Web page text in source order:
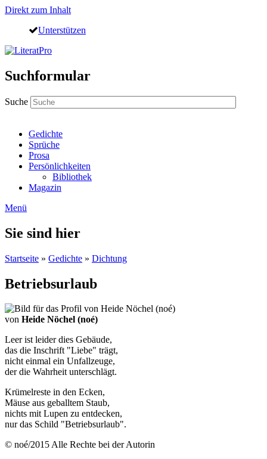
Direkt zum Inhalt
Unterstützen
Suchformular
Suche
Gedichte
Sprüche
Prosa
Persönlichkeiten
Bibliothek
Magazin
Menü
Sie sind hier
Startseite » Gedichte » Dichtung
Betriebsurlaub
von Heide Nöchel (noé)
Leer ist leider dies Gebäude,
das die Inschrift "Liebe" trägt,
nicht einmal ein Unfallzeuge,
der die Wahrheit unterschlägt.
Krümelreste in den Ecken,
Mäuse aus geballtem Staub,
nichts mit Lupen zu entdecken,
nur das Schild "Betriebsurlaub".
© noé/2015 Alle Rechte bei der Autorin